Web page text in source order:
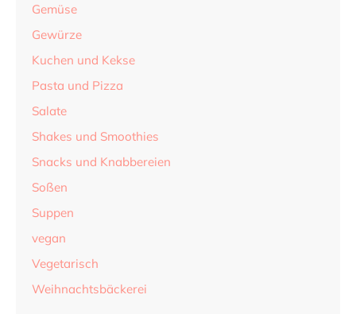
Gemüse
Gewürze
Kuchen und Kekse
Pasta und Pizza
Salate
Shakes und Smoothies
Snacks und Knabbereien
Soßen
Suppen
vegan
Vegetarisch
Weihnachtsbäckerei